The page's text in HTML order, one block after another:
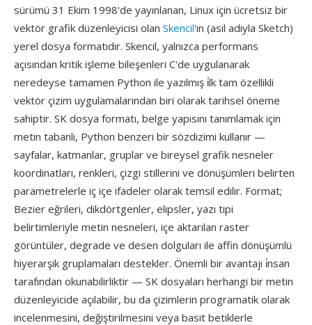
sürümü 31 Ekim 1998'de yayınlanan, Linux için ücretsiz bir
vektör grafik düzenleyicisi olan Skencil'ın (asıl adıyla Sketch)
yerel dosya formatıdır. Skencil, yalnızca performans
açısından kritik işleme bileşenleri C'de uygulanarak
neredeyse tamamen Python ile yazılmış i̇lk tam özellikli
vektör çizim uygulamalarından biri olarak tarihsel öneme
sahiptir. SK dosya formatı, belge yapısını tanımlamak için
metin tabanlı, Python benzeri bir sözdizimi kullanır —
sayfalar, katmanlar, gruplar ve bireysel grafik nesneler
koordinatları, renkleri, çizgi stillerini ve dönüşümleri belirten
parametrelerle iç içe ifadeler olarak temsil edilir. Format;
Bezier eğrileri, dikdörtgenler, elipsler, yazı tipi
belirtimleriyle metin nesneleri, içe aktarılan raster
görüntüler, degrade ve desen dolguları ile affin dönüşümlü
hiyerarşik gruplamaları destekler. Önemli bir avantajı i̇nsan
tarafından okunabilirliktir — SK dosyaları herhangi bir metin
düzenleyicide açılabilir, bu da çizimlerin programatik olarak
incelenmesini, değiştirilmesini veya basit betiklerle